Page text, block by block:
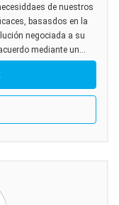
de nuestros
basasdos en la
negociada a su
mediante un...